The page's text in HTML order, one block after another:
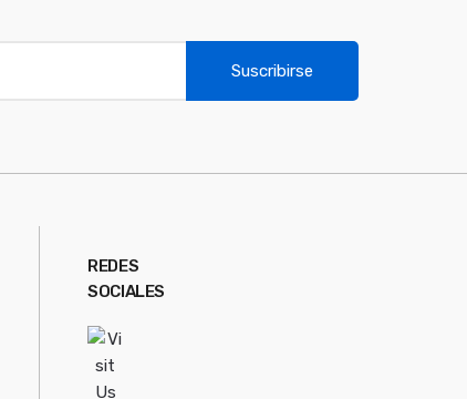
Suscribirse
REDES
SOCIALES